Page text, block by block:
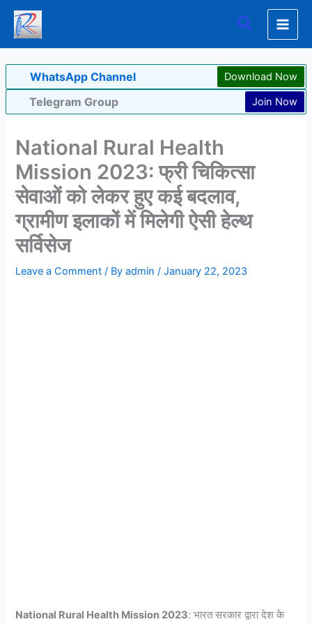
Skip
content
Search
WhatsApp Channel Download Now
Telegram Group Join Now
National Rural Health
Mission 2023: फ्री चिकित्सा
सेवाओं को लेकर हुए कई बदलाव,
ग्रामीण इलाकों में मिलेगी ऐसी हेल्थ
सर्विसेज
Leave a Comment / Byadmin/January 22, 2023
National Rural Health Mission 2023: भारत सरकार द्वारा देश के